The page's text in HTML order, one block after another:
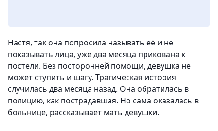
Настя, так она попросила называть её и не
показывать лица, уже два месяца прикована к
постели. Без посторонней помощи, девушка не
может ступить и шагу. Трагическая история
случилась два месяца назад. Она обратилась в
полицию, как пострадавшая. Но сама оказалась в
больнице, рассказывает мать девушки.